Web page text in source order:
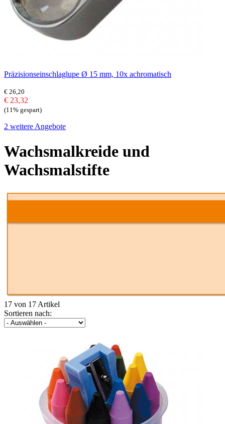
Präzisionseinschlaglupe Ø 15 mm, 10x achromatisch
€ 26,20
€ 23,32
(11% gespart)
2 weitere Angebote
Wachsmalkreide und
Wachsmalstifte
17 von 17 Artikel
Sortieren nach: